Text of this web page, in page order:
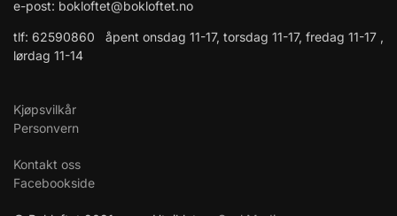
e-post: bokloftet@bokloftet.no
tlf: 62590860 åpent onsdag 11-17, torsdag 11-17, fredag 11-17 ,
lørdag 11-14
Kjøpsvilkår
Personvern
Kontakt oss
Facebookside